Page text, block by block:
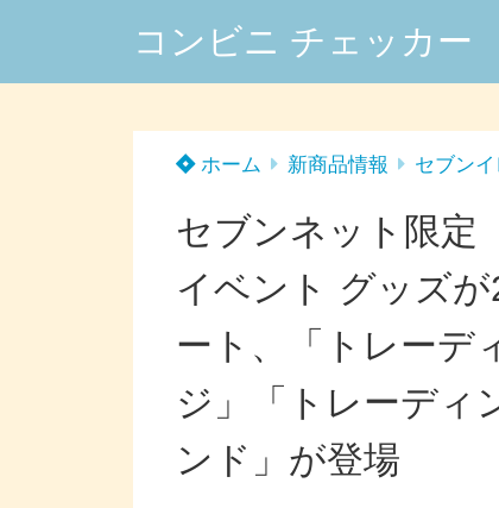
コンビニ チェッカー
ホーム 新商品情報 セブン
セブンネット限定
イベント グッズ
ート、「トレーデ
ジ」「トレーディ
ンド」が登場